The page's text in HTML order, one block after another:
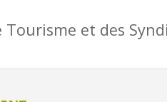
Tourisme et des